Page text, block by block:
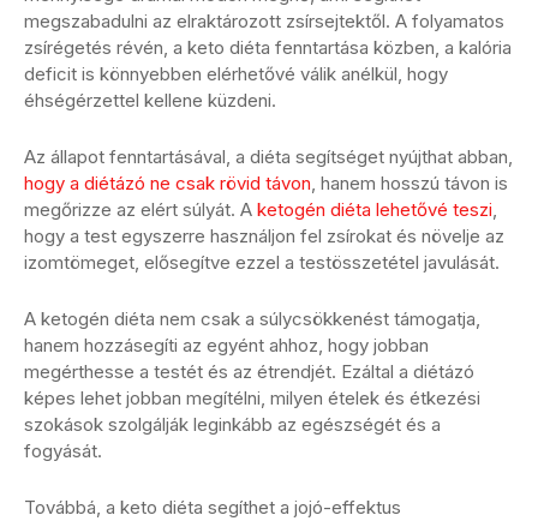
megszabadulni az elraktározott zsírsejtektől. A folyamatos
zsírégetés révén, a keto diéta fenntartása közben, a kalória
deficit is könnyebben elérhetővé válik anélkül, hogy
éhségérzettel kellene küzdeni.
Az állapot fenntartásával, a diéta segítséget nyújthat abban,
hogy a diétázó ne csak rövid távon, hanem hosszú távon is
megőrizze az elért súlyát. A ketogén diéta lehetővé teszi,
hogy a test egyszerre használjon fel zsírokat és növelje az
izomtömeget, elősegítve ezzel a testösszetétel javulását.
A ketogén diéta nem csak a súlycsökkenést támogatja,
hanem hozzásegíti az egyént ahhoz, hogy jobban
megérthesse a testét és az étrendjét. Ezáltal a diétázó
képes lehet jobban megítélni, milyen ételek és étkezési
szokások szolgálják leginkább az egészségét és a
fogyását.
Továbbá, a keto diéta segíthet a jojó-effektus